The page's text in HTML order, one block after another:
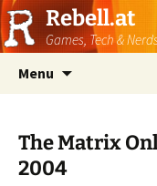
Rebell.at
Games, Tech &
Menu
The Matrix
2004